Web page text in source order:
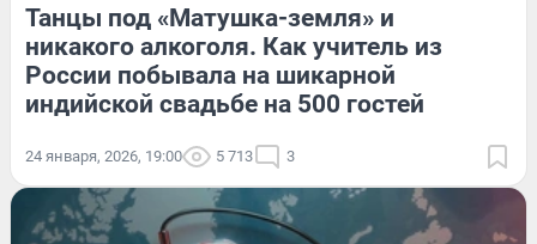
Танцы под «Матушка-земля» и
никакого алкоголя. Как учитель из
России побывала на шикарной
индийской свадьбе на 500 гостей
24 января, 2026, 19:00 5 713 3